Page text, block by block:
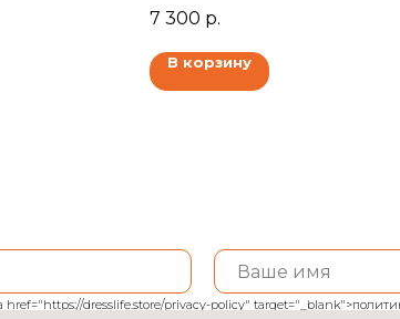
7 300 р.
В корзину
href="https://dresslife.store/privacy-policy"